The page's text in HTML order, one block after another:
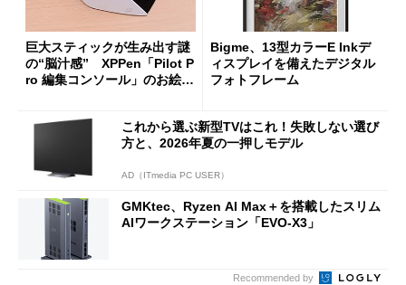
巨大スティックが生み出す謎
の“脳汁感” XPPen「Pilot P
ro 編集コンソール」のお絵描
Bigme、13型カラーE Inkデ
ィスプレイを備えたデジタル
フォトフレーム
これから選ぶ新型TVはこれ！失敗しない選び
方と、2026年夏の一押しモデル
AD（ITmedia PC USER）
GMKtec、Ryzen AI Max＋を搭載したスリム
AIワークステーション「EVO-X3」
Recommended by